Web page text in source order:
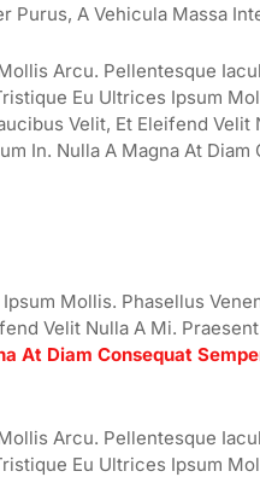
Purus, A Vehicula Massa
Arcu. Pellentesque
Eu Ultrices Ipsum
Velit, Et Eleifend Velit
In. Nulla A Magna At Diam
Mollis. Phasellus
Velit Nulla A Mi.
At Diam Consequat
Arcu. Pellentesque
Eu Ultrices Ipsum